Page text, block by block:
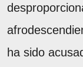
ha sido